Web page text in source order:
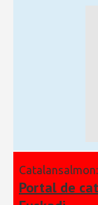
Catalansalmon:
Portal de